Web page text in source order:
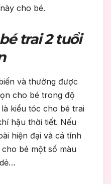
cho bé.
trai 2 tuổi
và thường được
cho bé trong độ
kiểu tóc cho bé trai
hậu thời tiết. Nếu
hiện đại và cá tính
bé một số màu